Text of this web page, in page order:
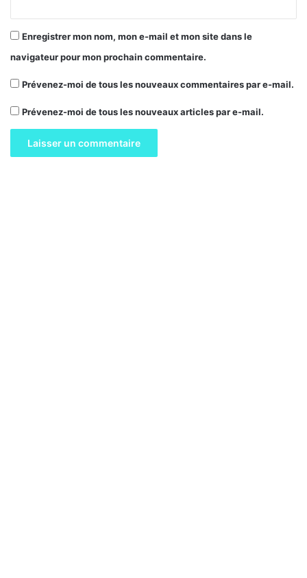
Enregistrer mon nom, mon e-mail et mon site dans le
navigateur pour mon prochain commentaire.
Prévenez-moi de tous les nouveaux commentaires par e-mail.
Prévenez-moi de tous les nouveaux articles par e-mail.